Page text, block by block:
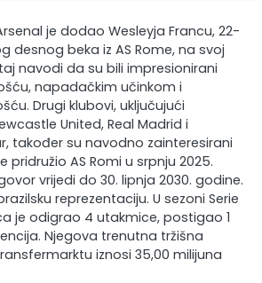
je dodao Wesleyja Francu, 22-
desnog beka iz AS Rome, na svoj
navodi da su bili impresionirani
napadačkim učinkom i
Drugi klubovi, uključujući
United, Real Madrid i
također su navodno zainteresirani
pridružio AS Romi u srpnju 2025.
vrijedi do 30. lipnja 2030. godine.
reprezentaciju. U sezoni Serie
je odigrao 4 utakmice, postigao 1
Njegova trenutna tržišna
iznosi 35,00 milijuna